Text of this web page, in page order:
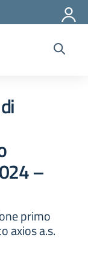
–
primo
axios a.s.